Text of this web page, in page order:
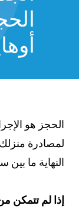
الحجز هو
لمصادرة
النهاية ما
إذا لم تتمكن